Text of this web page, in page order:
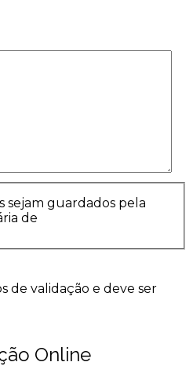
sejam guardados pela
de
de validação e deve ser
Online